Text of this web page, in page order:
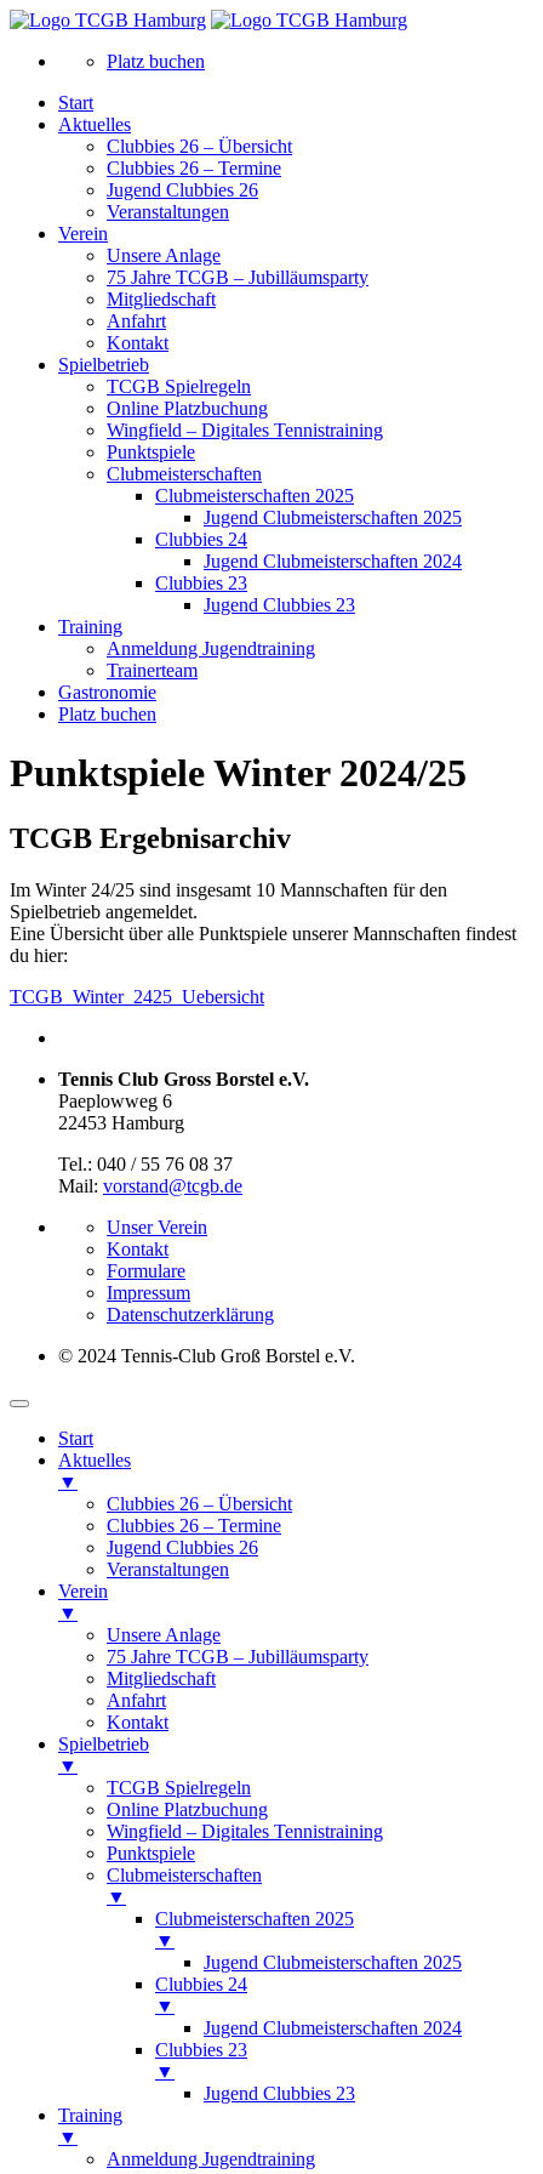
Platz buchen
Start
Aktuelles
Clubbies 26 – Übersicht
Clubbies 26 – Termine
Jugend Clubbies 26
Veranstaltungen
Verein
Unsere Anlage
75 Jahre TCGB – Jubilläumsparty
Mitgliedschaft
Anfahrt
Kontakt
Spielbetrieb
TCGB Spielregeln
Online Platzbuchung
Wingfield – Digitales Tennistraining
Punktspiele
Clubmeisterschaften
Clubmeisterschaften 2025
Jugend Clubmeisterschaften 2025
Clubbies 24
Jugend Clubmeisterschaften 2024
Clubbies 23
Jugend Clubbies 23
Training
Anmeldung Jugendtraining
Trainerteam
Gastronomie
Platz buchen
Punktspiele Winter 2024/25
TCGB Ergebnisarchiv
Im Winter 24/25 sind insgesamt 10 Mannschaften für den
Spielbetrieb angemeldet.
Eine Übersicht über alle Punktspiele unserer Mannschaften findest
du hier:
TCGB_Winter_2425_Uebersicht
Tennis Club Gross Borstel e.V.
Paeplowweg 6
22453 Hamburg
Tel.: 040 / 55 76 08 37
Mail: vorstand@tcgb.de
Unser Verein
Kontakt
Formulare
Impressum
Datenschutz­erklärung
© 2024 Tennis-Club Groß Borstel e.V.
Start
Aktuelles
▼
Clubbies 26 – Übersicht
Clubbies 26 – Termine
Jugend Clubbies 26
Veranstaltungen
Verein
▼
Unsere Anlage
75 Jahre TCGB – Jubilläumsparty
Mitgliedschaft
Anfahrt
Kontakt
Spielbetrieb
▼
TCGB Spielregeln
Online Platzbuchung
Wingfield – Digitales Tennistraining
Punktspiele
Clubmeisterschaften
▼
Clubmeisterschaften 2025
▼
Jugend Clubmeisterschaften 2025
Clubbies 24
▼
Jugend Clubmeisterschaften 2024
Clubbies 23
▼
Jugend Clubbies 23
Training
▼
Anmeldung Jugendtraining